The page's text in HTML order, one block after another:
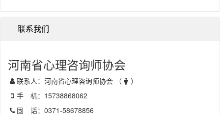
联系我们
河南省心理咨询师协会
联系人：河南省心理咨询师协会 （
）
手 机：15738868062
固 话：0371-58678856